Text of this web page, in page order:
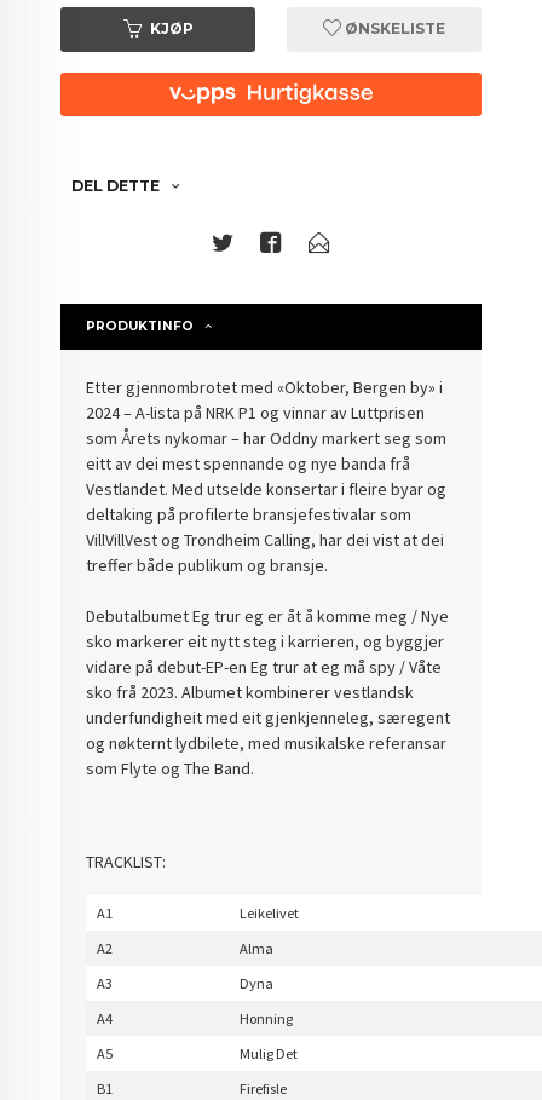
KJØP ØNSKELISTE
DEL DETTE
PRODUKTINFO
Etter gjennombrotet med «Oktober, Bergen by» i
2024 – A-lista på NRK P1 og vinnar av Luttprisen
som Årets nykomar – har Oddny markert seg som
eitt av dei mest spennande og nye banda frå
Vestlandet. Med utselde konsertar i fleire byar og
deltaking på profilerte bransjefestivalar som
VillVillVest og Trondheim Calling, har dei vist at dei
treffer både publikum og bransje.
Debutalbumet Eg trur eg er åt å komme meg / Nye
sko markerer eit nytt steg i karrieren, og byggjer
vidare på debut-EP-en Eg trur at eg må spy / Våte
sko frå 2023. Albumet kombinerer vestlandsk
underfundigheit med eit gjenkjenneleg, særegent
og nøkternt lydbilete, med musikalske referansar
som Flyte og The Band.
TRACKLIST:
A1
Leikelivet
A2
Alma
A3
Dyna
A4
Honning
A5
Mulig Det
B1
Firefisle